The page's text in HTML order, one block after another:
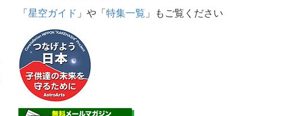
「星空ガイド 」や「特集一覧 」もご覧ください